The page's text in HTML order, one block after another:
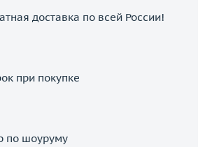
доставка по всей России!
при покупке
по шоуруму